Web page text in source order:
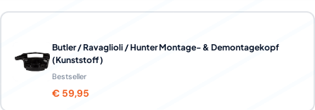
Butler / Ravaglioli / Hunter Montage- & Demontagekopf
(Kunststoff)
Bestseller
€ 59,95